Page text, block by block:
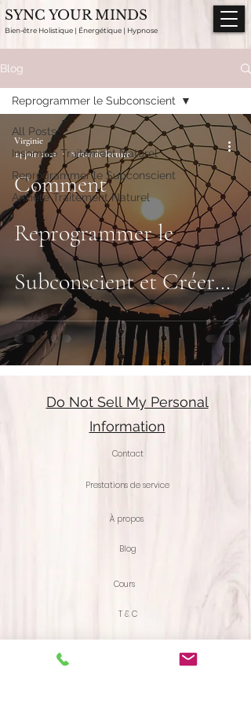
Bien-être Holistique | Énergétique | Hypnose
SYNC YOUR MINDS
Blog
All Posts
Insomnie Traitement Naturel
Reprogrammer le Subconscient
Anxiété Traitement Naturel
Reprogrammer le Subconscient
Comment
Reprogrammer le
Subconscient et Créer
Une Vie de Rêve avec
PSYCH-K!
Virginie
24 juin 2021
8 min de lecture
Do Not Sell My Personal
Information
Contact
Prestations de service
À propos
Blog
Cours
T & C
Reçois nos dernières actualités